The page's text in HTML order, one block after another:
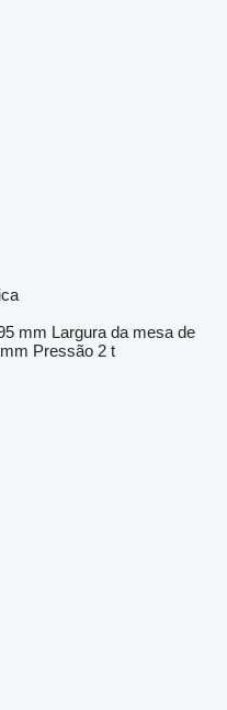
mm Largura da mesa de
Pressão 2 t